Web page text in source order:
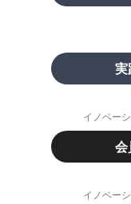
実
イノベー
会
イノベー